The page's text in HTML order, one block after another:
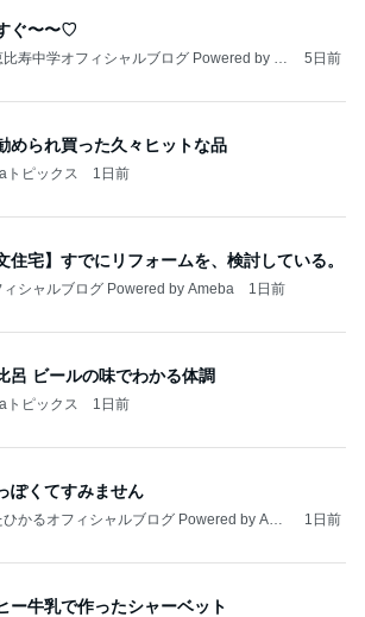
ぐ〜〜♡
比寿中学オフィシャルブログ Powered by A
5日前
められ買った久々ヒットな品
トピックス 1日前
住宅】すでにリフォームを、検討している。
ィシャルブログ Powered by Ameba 1日前
呂 ビールの味でわかる体調
トピックス 1日前
ぽくてすみません
ひかるオフィシャルブログ Powered by Ame
1日前
ー牛乳で作ったシャーベット